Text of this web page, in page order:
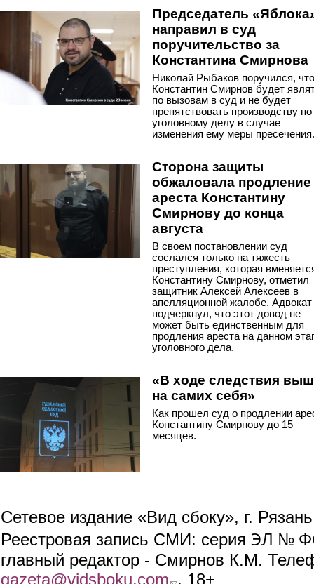
Председатель
направил в суд
поручительство за
Константина Смирнова
Николай Рыбаков поручился, что
Константин Смирнов будет
по вызовам в суд и не будет
препятствовать производству по
уголовному делу в случае
изменения ему меры пресечения.
Сторона защиты
обжаловала продление
ареста Константину
Смирнову до конца
августа
В своем постановлении суд
сослался только на тяжесть
преступления, которая
Константину Смирнову, отметил
защитник Алексей Алексеев в
апелляционной жалобе. Адвокат
подчеркнул, что этот довод не
может быть единственным для
продления ареста на данном
уголовного дела.
«В ходе следствия
на самих себя»
Как прошел суд о продлении
Константину Смирнову до 15
месяцев.
Сетевое издание «Вид сбоку», г.
Реестровая запись СМИ: серия ЭЛ №
главный редактор - Смирнов К.М.
gazeta@vidsboku.com (link sends e-mail)
. 18+